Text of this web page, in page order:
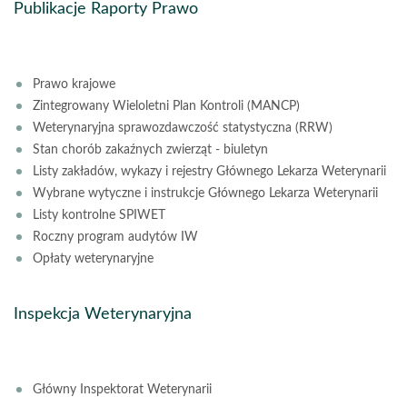
Publikacje Raporty Prawo
Prawo krajowe
Zintegrowany Wieloletni Plan Kontroli (MANCP)
Weterynaryjna sprawozdawczość statystyczna (RRW)
Stan chorób zakaźnych zwierząt - biuletyn
Listy zakładów, wykazy i rejestry Głównego Lekarza Weterynarii
Wybrane wytyczne i instrukcje Głównego Lekarza Weterynarii
Listy kontrolne SPIWET
Roczny program audytów IW
Opłaty weterynaryjne
Inspekcja Weterynaryjna
Główny Inspektorat Weterynarii